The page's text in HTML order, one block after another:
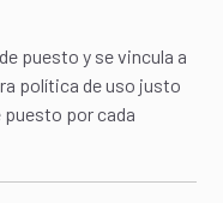
puesto y se vincula a
política de uso justo
puesto por cada